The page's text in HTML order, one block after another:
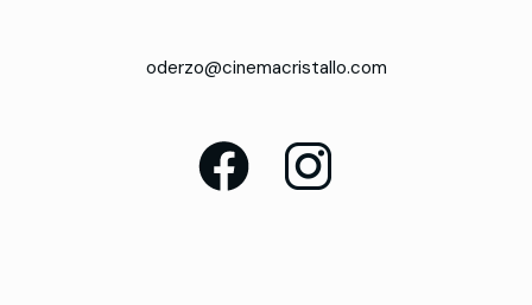
oderzo@cinemacristallo.com